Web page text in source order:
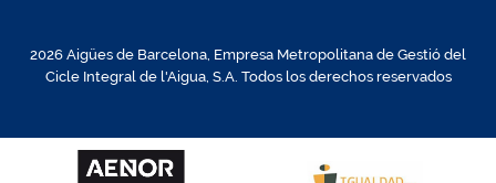
2026 Aigües de Barcelona, Empresa Metropolitana de Gestió del
Cicle Integral de l'Aigua, S.A. Todos los derechos reservados